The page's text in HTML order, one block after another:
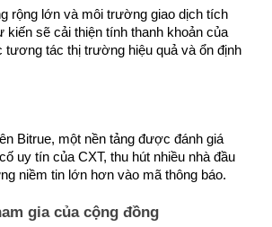
để kiếm được các token phổ biến.
rộng lớn và môi trường giao dịch tích
kiến sẽ cải thiện tính thanh khoản của
tương tác thị trường hiệu quả và ổn định
Bitrue, một nền tảng được đánh giá
uy tín của CXT, thu hút nhiều nhà đầu
niềm tin lớn hơn vào mã thông báo.
gia của cộng đồng